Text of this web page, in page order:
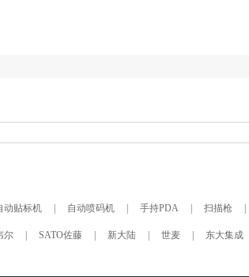
动贴标机 自动喷码机 手持PDA 扫描枪
尔 SATO佐藤 新大陆 世麦 东大集成